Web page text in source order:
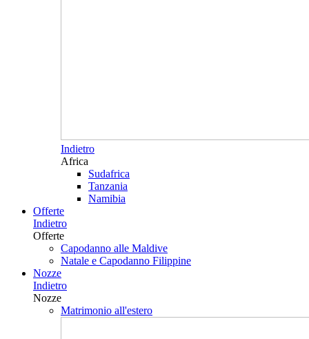
Indietro
Africa
Sudafrica
Tanzania
Namibia
Offerte
Indietro
Offerte
Capodanno alle Maldive
Natale e Capodanno Filippine
Nozze
Indietro
Nozze
Matrimonio all'estero